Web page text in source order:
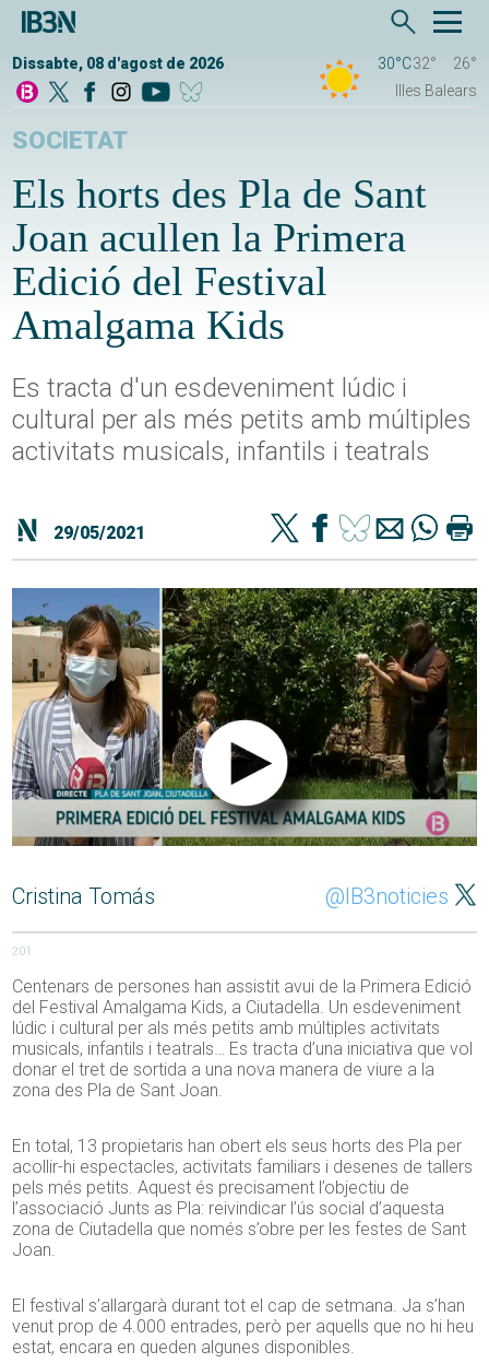
Dissabte, 08 d'agost de 2026 30°C32°
26°
Illes Balears
SOCIETAT
Els horts des Pla de Sant
Joan acullen la Primera
Edició del Festival
Amalgama Kids
Es tracta d'un esdeveniment lúdic i
cultural per als més petits amb múltiples
activitats musicals, infantils i teatrals
29/05/2021
Cristina Tomás @IB3noticies
201
Centenars de persones han assistit avui de la Primera Edició
del Festival Amalgama Kids, a Ciutadella. Un esdeveniment
lúdic i cultural per als més petits amb múltiples activitats
musicals, infantils i teatrals… Es tracta d’una iniciativa que vol
donar el tret de sortida a una nova manera de viure a la
zona des Pla de Sant Joan.
En total, 13 propietaris han obert els seus horts des Pla per
acollir-hi espectacles, activitats familiars i desenes de tallers
pels més petits. Aquest és precisament l’objectiu de
l’associació Junts as Pla: reivindicar l’ús social d’aquesta
zona de Ciutadella que només s’obre per les festes de Sant
Joan.
El festival s’allargarà durant tot el cap de setmana. Ja s’han
venut prop de 4.000 entrades, però per aquells que no hi heu
estat, encara en queden algunes disponibles.